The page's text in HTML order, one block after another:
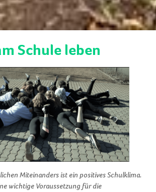
Schule leben
Miteinanders ist ein positives Schulklima.
wichtige Voraussetzung für die